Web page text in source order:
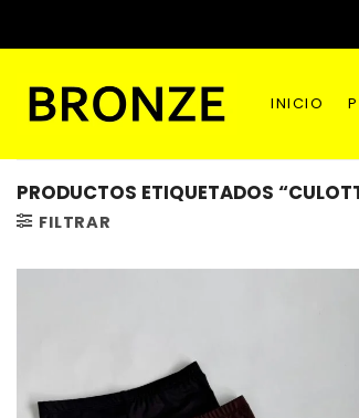
INICIO
PRODUCTOS ETIQUETADOS
FILTRAR